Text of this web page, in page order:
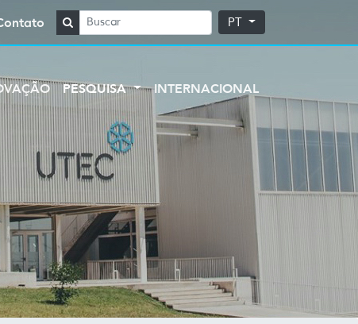
PT
PESQUISA INTERNACIONAL